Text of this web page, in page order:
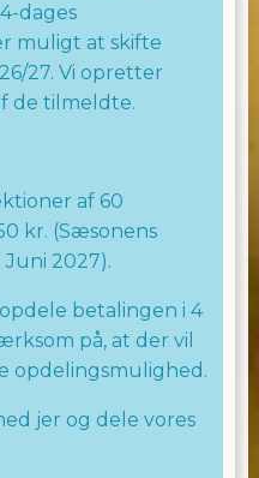
dages
muligt at skifte
27. Vi opretter
de tilmeldte.
af 60
kr. (Sæsonens
2027).
betalingen i 4
på, at der vil
opdelingsmulighed.
jer og dele vores